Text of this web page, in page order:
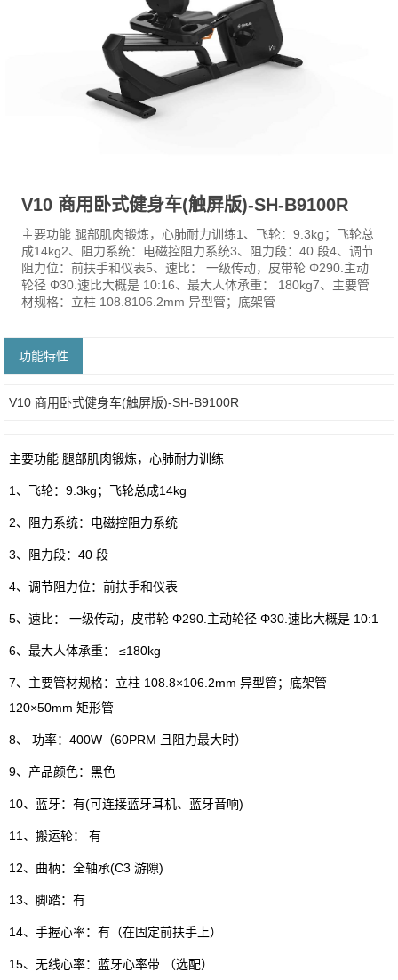
V10 商用卧式健身车(触屏版)-SH-B9100R
主要功能 腿部肌肉锻炼，心肺耐力训练1、飞轮：9.3kg；飞轮总
成14kg2、阻力系统：电磁控阻力系统3、阻力段：40 段4、调节
阻力位：前扶手和仪表5、速比： 一级传动，皮带轮 Φ290.主动
轮径 Φ30.速比大概是 10:16、最大人体承重： 180kg7、主要管
材规格：立柱 108.8106.2mm 异型管；底架管
功能特性
V10 商用卧式健身车(触屏版)-SH-B9100R
主要功能 腿部肌肉锻炼，心肺耐力训练
1、飞轮：9.3kg；飞轮总成14kg
2、阻力系统：电磁控阻力系统
3、阻力段：40 段
4、调节阻力位：前扶手和仪表
5、速比： 一级传动，皮带轮 Φ290.主动轮径 Φ30.速比大概是 10:1
6、最大人体承重： ≤180kg
7、主要管材规格：立柱 108.8×106.2mm 异型管；底架管
120×50mm 矩形管
8、 功率：400W（60PRM 且阻力最大时）
9、产品颜色：黑色
10、蓝牙：有(可连接蓝牙耳机、蓝牙音响)
11、搬运轮： 有
12、曲柄：全轴承(C3 游隙)
13、脚踏：有
14、手握心率：有（在固定前扶手上）
15、无线心率：蓝牙心率带 （选配）